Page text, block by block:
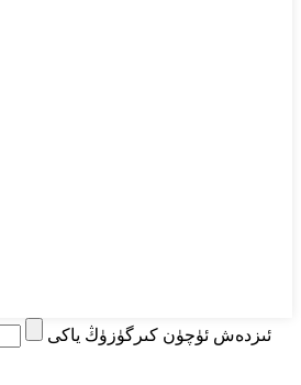
ئىزدەش ئۈچۈن كىرگۈزۈڭ ياكى